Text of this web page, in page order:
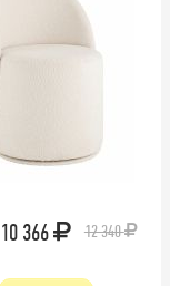
10 366 12 340